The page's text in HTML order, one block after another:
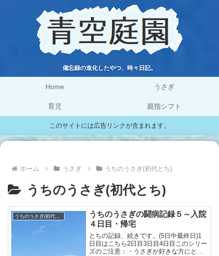
備忘録の進化したやつ、時々日記。
Home うさぎ
育児 親指シフト
このサイトには広告リンクが含まれます。
ホーム うさぎ うちのうさぎ(初代とち)
うちのうさぎ(初代とち)
うちのうさぎ(初代とち)
うちのうさぎの闘病記録５～入院
４日目・帰宅
とちの記録、続きです。(5日中最終日)1
日目はこちら2日目3日目4日目このシリー
ズのご注意：・うさぎが好きな方にとっ